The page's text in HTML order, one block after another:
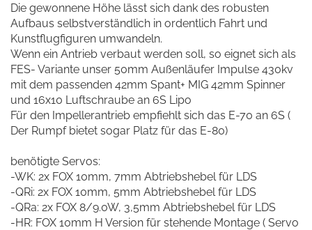
Die gewonnene Höhe lässt sich dank des robusten
Aufbaus selbstverständlich in ordentlich Fahrt und
Kunstflugfiguren umwandeln.
Wenn ein Antrieb verbaut werden soll, so eignet sich als
FES- Variante unser 50mm Außenläufer Impulse 430kv
mit dem passenden 42mm Spant+ MIG 42mm Spinner
und 16x10 Luftschraube an 6S Lipo
Für den Impellerantrieb empfiehlt sich das E-70 an 6S (
Der Rumpf bietet sogar Platz für das E-80)
benötigte Servos:
-WK: 2x FOX 10mm, 7mm Abtriebshebel für LDS
-QRi: 2x FOX 10mm, 5mm Abtriebshebel für LDS
-QRa: 2x FOX 8/9.0W, 3,5mm Abtriebshebel für LDS
-HR: FOX 10mm H Version für stehende Montage ( Servo